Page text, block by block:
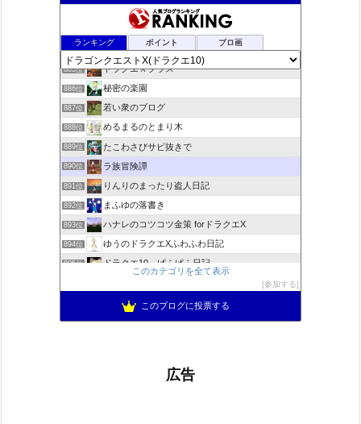
ランキング ポイント ブロ画
夢路電信草紙
884位 ドラクエ10ぱふぱふの向こう側
885位 ドラクエＸプラス
886位 秘密の楽園
887位 若い衆のブログ
888位 めるまるのとまり木
889位 たこわさびサビ抜きで
890位 ラ族冒険譚
891位 りんりのまったり盗人日記
892位 まふゆの落書き
893位 ハナレのコツコツ金策 forドラクエX
894位 ゆうのドラクエXふわふわ日記
895位 ドラクエ10 ぱふぱふ日記
もきゅブロ
このカテゴリを全て表示
参加する
このブログに投票する
広告